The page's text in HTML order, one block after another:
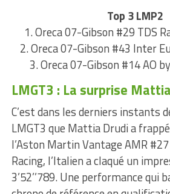
Top 3 LMP2
1. Oreca 07-Gibson #29 TDS
2. Oreca 07-Gibson #43 Inter
3. Oreca 07-Gibson #14 AO by
LMGT3 : La surprise
C’est dans les derniers instants
LMGT3 que Mattia Drudi a
l’Aston Martin Vantage AMR
Racing, l’Italien a claqué un
3’52’’789. Une performance qui